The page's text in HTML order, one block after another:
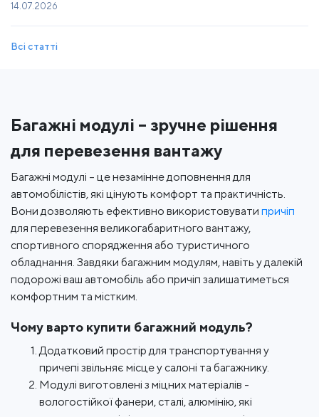
14.07.2026
Всі статті
Багажні модулі – зручне рішення
для перевезення вантажу
Багажні модулі – це незамінне доповнення для
автомобілістів, які цінують комфорт та практичність.
Вони дозволяють ефективно використовувати причіп
для перевезення великогабаритного вантажу,
спортивного спорядження або туристичного
обладнання. Завдяки багажним модулям, навіть у далекій
подорожі ваш автомобіль або причіп залишатиметься
комфортним та містким.
Чому варто купити багажний модуль?
Додатковий простір для транспортування у
причепі звільняє місце у салоні та багажнику.
Модулі виготовлені з міцних матеріалів -
вологостійкої фанери, сталі, алюмінію, які